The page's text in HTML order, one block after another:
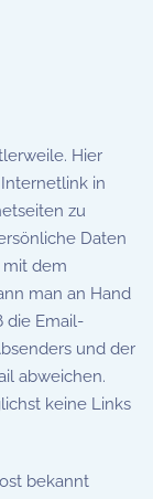
Hier
in
zu
Daten
mit dem
man an Hand
die Email-
und der
abweichen.
keine Links
bekannt